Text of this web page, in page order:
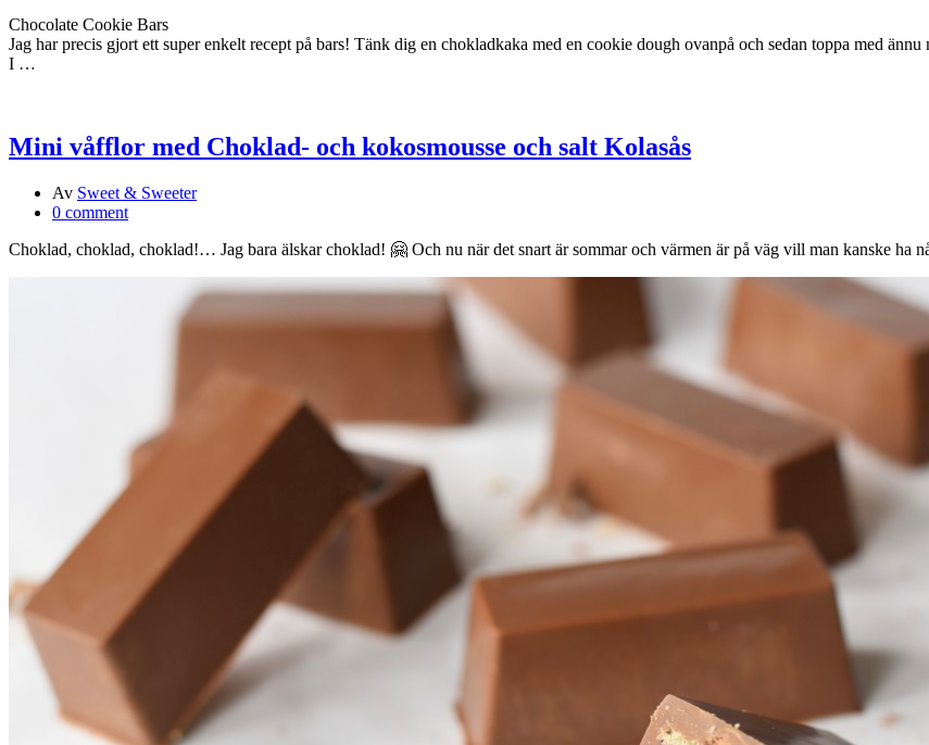
Chocolate Cookie Bars
Jag har precis gjort ett super enkelt recept på bars! Tänk dig en chokladkaka med en cookie dough ovanpå och sedan toppa med ännu
I …
Mini våfflor med Choklad- och kokosmousse och salt Kolasås
Av Sweet & Sweeter
0 comment
Choklad, choklad, choklad!… Jag bara älskar choklad! 🤗 Och nu när det snart är sommar och värmen är på väg vill man kanske ha